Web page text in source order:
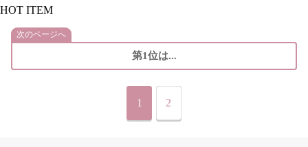
HOT ITEM
次のページへ
第1位は...
1 2